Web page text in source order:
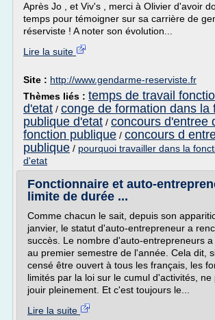
Après Jo , et Viv's , merci à Olivier d'avoir
temps pour témoigner sur sa carrière de
réserviste ! A noter son évolution...
Lire la suite
Site : http://www.gendarme-reserviste.fr
Thèmes liés : temps de travail
d'etat / conge de formation dans la
publique d'etat / concours d'entree
fonction publique / concours d
publique / pourquoi travailler dans la
d'etat
Fonctionnaire et auto-
limite de durée ...
Comme chacun le sait, depuis son
janvier, le statut d'auto-entrepreneur a
succès. Le nombre d'auto-entrepreneurs
au premier semestre de l'année. Cela dit,
censé être ouvert à tous les français, les
limités par la loi sur le cumul d'activités, ne
jouir pleinement. Et c'est toujours le...
Lire la suite